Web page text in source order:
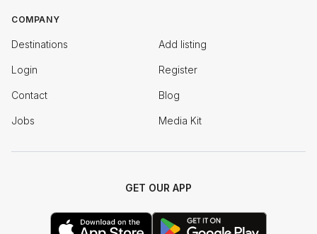
COMPANY
Destinations Add listing
Login Register
Contact Blog
Jobs Media Kit
GET OUR APP